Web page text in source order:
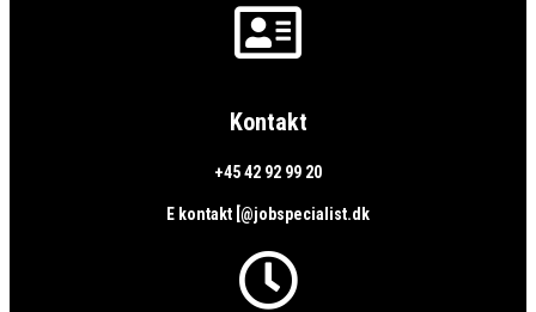

Kontakt
+45 42 92 99 20
E kontakt [@jobspecialist.dk
